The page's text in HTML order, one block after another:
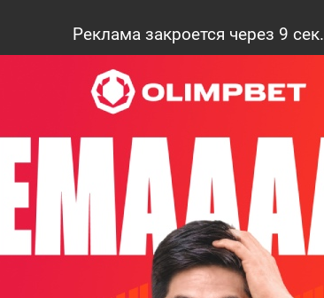
Реклама закроется через 7 сек.